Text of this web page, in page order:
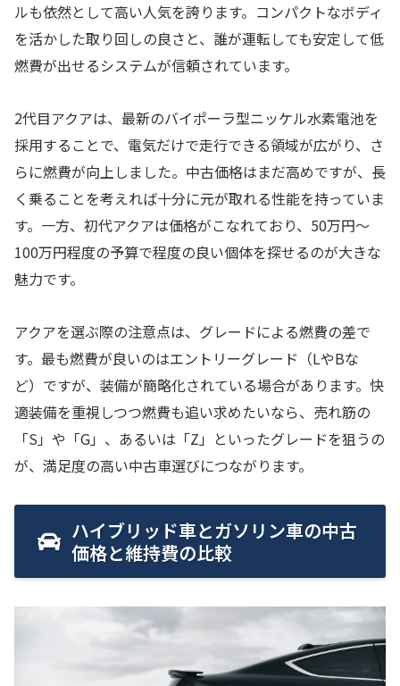
ルも依然として高い人気を誇ります。コンパクトなボディ
を活かした取り回しの良さと、誰が運転しても安定して低
燃費が出せるシステムが信頼されています。
2代目アクアは、最新のバイポーラ型ニッケル水素電池を
採用することで、電気だけで走行できる領域が広がり、さ
らに燃費が向上しました。中古価格はまだ高めですが、長
く乗ることを考えれば十分に元が取れる性能を持っていま
す。一方、初代アクアは価格がこなれており、50万円〜
100万円程度の予算で程度の良い個体を探せるのが大きな
魅力です。
アクアを選ぶ際の注意点は、グレードによる燃費の差で
す。最も燃費が良いのはエントリーグレード（LやBな
ど）ですが、装備が簡略化されている場合があります。快
適装備を重視しつつ燃費も追い求めたいなら、売れ筋の
「S」や「G」、あるいは「Z」といったグレードを狙うの
が、満足度の高い中古車選びにつながります。
ハイブリッド車とガソリン車の中古
価格と維持費の比較